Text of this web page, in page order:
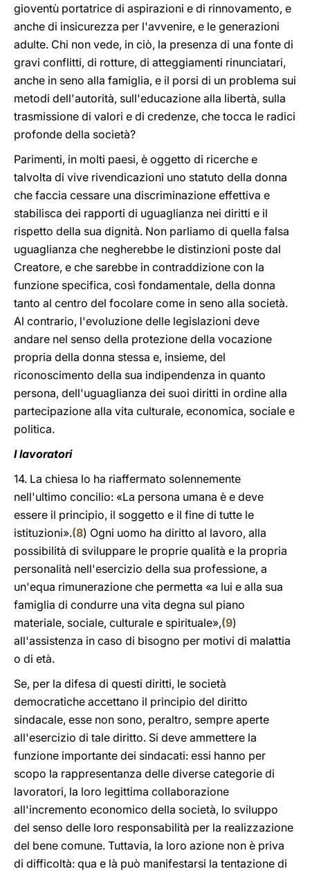
gioventù portatrice di aspirazioni e di rinnovamento, e
anche di insicurezza per l'avvenire, e le generazioni
adulte. Chi non vede, in ciò, la presenza di una fonte di
gravi conflitti, di rotture, di atteggiamenti rinunciatari,
anche in seno alla famiglia, e il porsi di un problema sui
metodi dell'autorità, sull'educazione alla libertà, sulla
trasmissione di valori e di credenze, che tocca le radici
profonde della società?
Parimenti, in molti paesi, è oggetto di ricerche e
talvolta di vive rivendicazioni uno statuto della donna
che faccia cessare una discriminazione effettiva e
stabilisca dei rapporti di uguaglianza nei diritti e il
rispetto della sua dignità. Non parliamo di quella falsa
uguaglianza che negherebbe le distinzioni poste dal
Creatore, e che sarebbe in contraddizione con la
funzione specifica, così fondamentale, della donna
tanto al centro del focolare come in seno alla società.
Al contrario, l'evoluzione delle legislazioni deve
andare nel senso della protezione della vocazione
propria della donna stessa e, insieme, del
riconoscimento della sua indipendenza in quanto
persona, dell'uguaglianza dei suoi diritti in ordine alla
partecipazione alla vita culturale, economica, sociale e
politica.
I lavoratori
14. La chiesa lo ha riaffermato solennemente
nell'ultimo concilio: «La persona umana è e deve
essere il principio, il soggetto e il fine di tutte le
istituzioni».(8) Ogni uomo ha diritto al lavoro, alla
possibilità di sviluppare le proprie qualità e la propria
personalità nell'esercizio della sua professione, a
un'equa rimunerazione che permetta «a lui e alla sua
famiglia di condurre una vita degna sul piano
materiale, sociale, culturale e spirituale»,(9)
all'assistenza in caso di bisogno per motivi di malattia
o di età.
Se, per la difesa di questi diritti, le società
democratiche accettano il principio del diritto
sindacale, esse non sono, peraltro, sempre aperte
all'esercizio di tale diritto. Si deve ammettere la
funzione importante dei sindacati: essi hanno per
scopo la rappresentanza delle diverse categorie di
lavoratori, la loro legittima collaborazione
all'incremento economico della società, lo sviluppo
del senso delle loro responsabilità per la realizzazione
del bene comune. Tuttavia, la loro azione non è priva
di difficoltà: qua e là può manifestarsi la tentazione di